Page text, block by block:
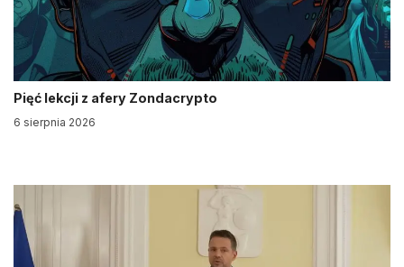
Pięć lekcji z afery Zondacrypto
6 sierpnia 2026